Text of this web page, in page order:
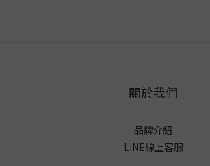
關於我們
品牌介紹
LINE線上客服